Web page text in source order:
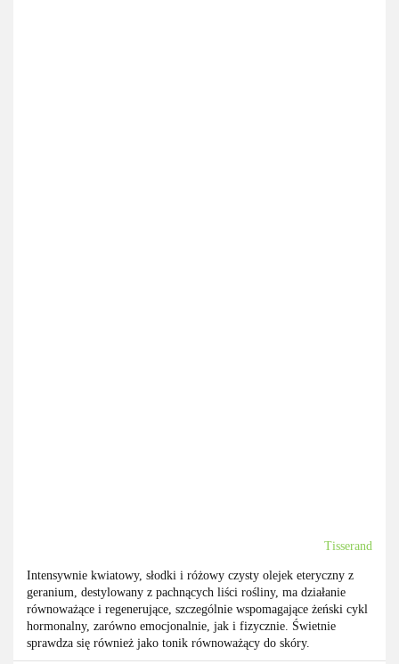
Tisserand
Intensywnie kwiatowy, słodki i różowy czysty olejek eteryczny z
geranium, destylowany z pachnących liści rośliny, ma działanie
równoważące i regenerujące, szczególnie wspomagające żeński cykl
hormonalny, zarówno emocjonalnie, jak i fizycznie. Świetnie
sprawdza się również jako tonik równoważący do skóry.